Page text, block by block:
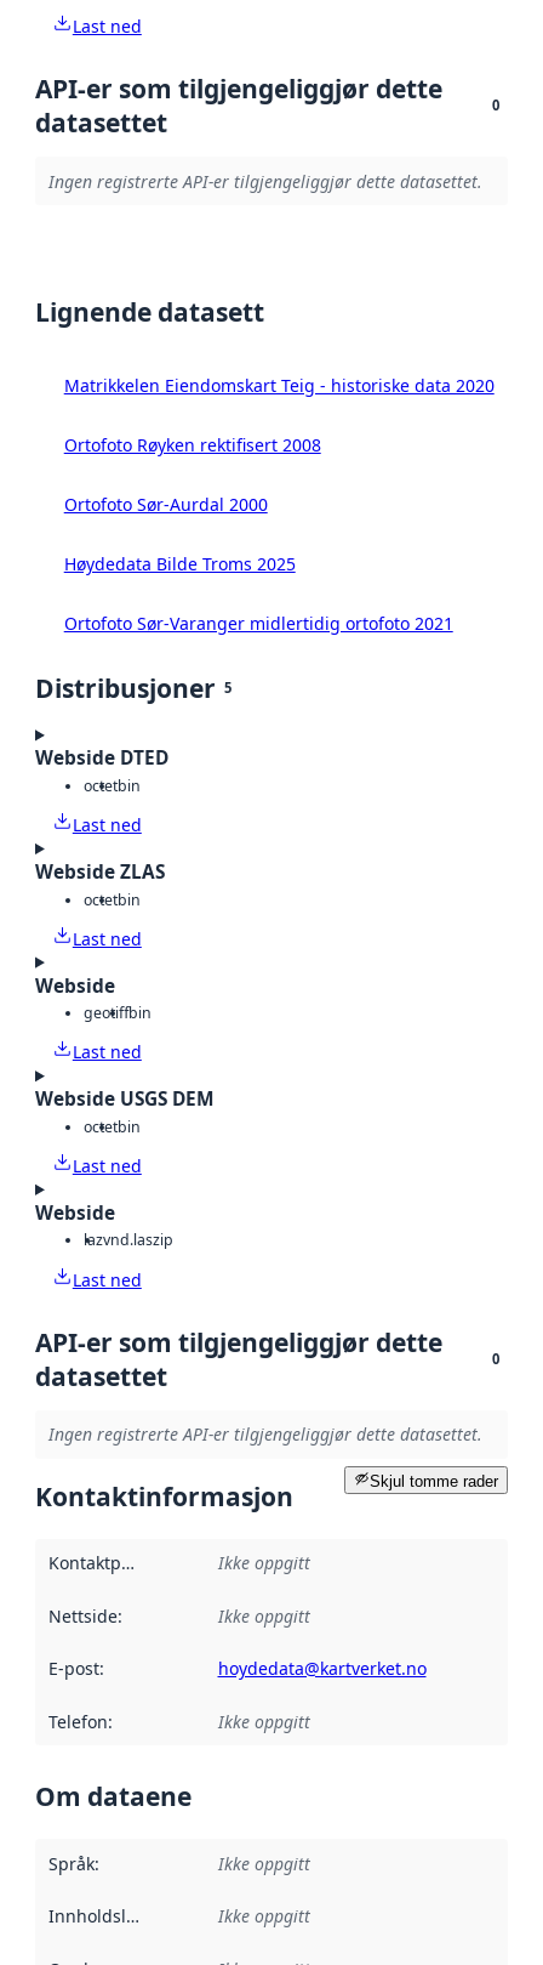
Last ned
API-er som tilgjengeliggjør dette
datasettet
0
Ingen registrerte API-er tilgjengeliggjør dette datasettet.
Lignende datasett
Matrikkelen Eiendomskart Teig - historiske data 2020
Ortofoto Røyken rektifisert 2008
Ortofoto Sør-Aurdal 2000
Høydedata Bilde Troms 2025
Ortofoto Sør-Varanger midlertidig ortofoto 2021
Distribusjoner 5
Webside DTED
octetbin
Last ned
Webside ZLAS
octetbin
Last ned
Webside
geotiffbin
Last ned
Webside USGS DEM
octetbin
Last ned
Webside
lazvnd.laszip
Last ned
API-er som tilgjengeliggjør dette
datasettet
0
Ingen registrerte API-er tilgjengeliggjør dette datasettet.
Skjul tomme rader
Kontaktinformasjon
Kontaktpunkt Ikke oppgitt
Nettside: Ikke oppgitt
E-post: hoydedata@kartverket.no
Telefon: Ikke oppgitt
Om dataene
Språk: Ikke oppgitt
Innholdsleverandører :
Ikke oppgitt